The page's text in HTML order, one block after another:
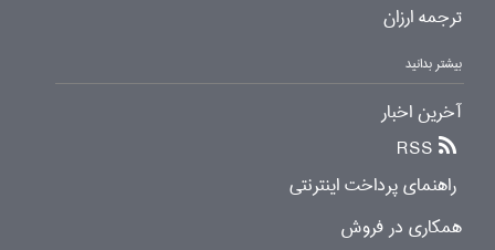
ترجمه ارزان
بیشتر بدانید
آخرین اخبار
RSS
راهنمای پرداخت اینترنتی
همکاری در فروش